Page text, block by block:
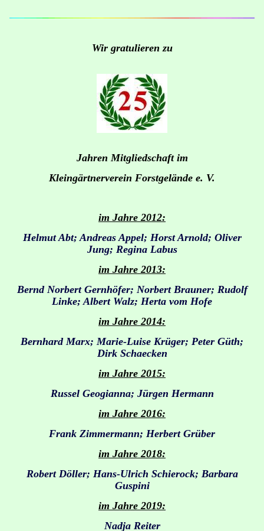
Wir gratulieren zu
Jahren Mitgliedschaft im
Kleingärtnerverein Forstgelände e. V.
im Jahre 2012:
Helmut Abt; Andreas Appel; Horst Arnold; Oliver
Jung; Regina Labus
im Jahre 2013:
Bernd Norbert Gernhöfer; Norbert Brauner; Rudolf
Linke; Albert Walz; Herta vom Hofe
im Jahre 2014:
Bernhard Marx; Marie-Luise Krüger; Peter Güth;
Dirk Schaecken
im Jahre 2015:
Russel Geogianna; Jürgen Hermann
im Jahre 2016:
Frank Zimmermann; Herbert Grüber
im Jahre 2018:
Robert Döller; Hans-Ulrich Schierock; Barbara
Guspini
im Jahre 2019:
Nadja Reiter